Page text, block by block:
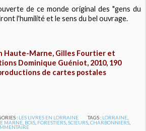
de ce monde original des "gens du
l'humilité et le sens du bel ouvrage.
Haute-Marne, Gilles Fourtier et
Dominique Guéniot, 2010, 190
de cartes postales
: LES LIVRES EN LORRAINE TAGS : LORRAINE
MARNE BOIS FORESTIERS ,SCIEURS ,CHARBONNIERS